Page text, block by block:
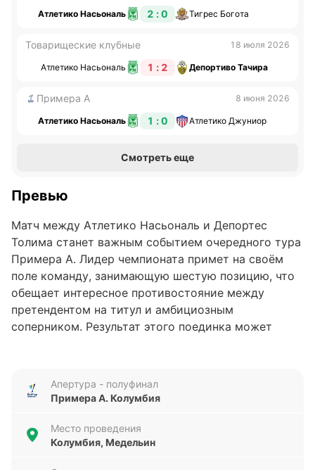
Атлетико Насьональ 2 : 0 Тигрес Богота
Товарищеские клубные 18 июля 2026
Атлетико Насьональ 1 : 2 Депортиво Тачира
Примера А 8 июня 2026
Атлетико Насьональ 1 : 0 Атлетико Джуниор
Смотреть еще
Превью
Матч между Атлетико Насьональ и Депортес
Толима станет важным событием очередного тура
Примера А. Лидер чемпионата примет на своём
поле команду, занимающую шестую позицию, что
обещает интересное противостояние между
претендентом на титул и амбициозным
соперником. Результат этого поединка может
Анализ формы команд
форму: из последних пяти матчей команда
Апертура - полуфинал
Примера А. Колумбия
Место проведения
Колумбия, Медельин